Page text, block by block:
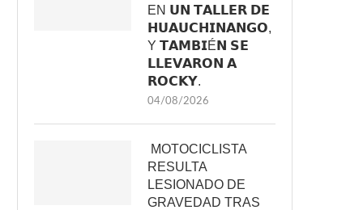
EN 𝗨𝗡 𝗧𝗔𝗟𝗟𝗘𝗥 𝗗𝗘
𝗛𝗨𝗔𝗨𝗖𝗛𝗜𝗡𝗔𝗡𝗚𝗢,
Y 𝗧𝗔𝗠𝗕𝗜É𝗡 𝗦𝗘
𝗟𝗟𝗘𝗩𝗔𝗥𝗢𝗡 𝗔
𝗥𝗢𝗖𝗞𝗬.
04/08/2026
MOTOCICLISTA
RESULTA
LESIONADO DE
GRAVEDAD TRAS